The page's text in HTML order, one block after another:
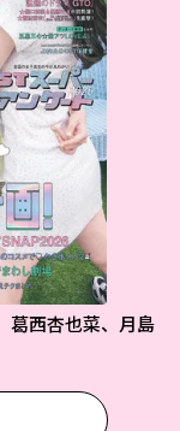
葛西杏也菜、月島